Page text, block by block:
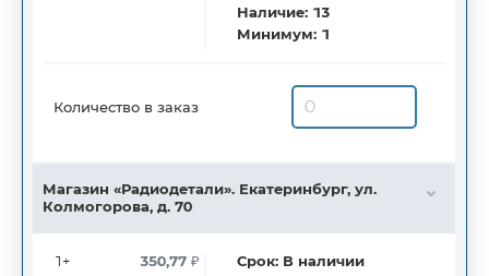
Наличие: 13
Минимум: 1
Количество в заказ
Магазин «Радиодетали». Екатеринбург, ул.
Колмогорова, д. 70
1+ 350,77₽ Срок: В наличии